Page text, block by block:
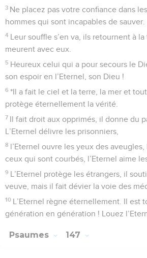
3 Ne placez pas votre confiance dans
hommes qui sont incapables de sauver.
4 Leur souffle s’en va, ils retournent à
meurent avec eux.
5 Heureux celui qui a pour secours le
son espoir en l’Eternel, son Dieu !
6 *Il a fait le ciel et la terre, la mer et
protège éternellement la vérité.
7 Il fait droit aux opprimés, il donne du
L’Eternel délivre les prisonniers,
8 l’Eternel ouvre les yeux des aveugles,
ceux qui sont courbés, l’Eternel aime
9 L’Eternel protège les étrangers, il
veuve, mais il fait dévier la voie des
10 L’Eternel règne éternellement. Il est
génération en génération ! Louez
Psaumes 147